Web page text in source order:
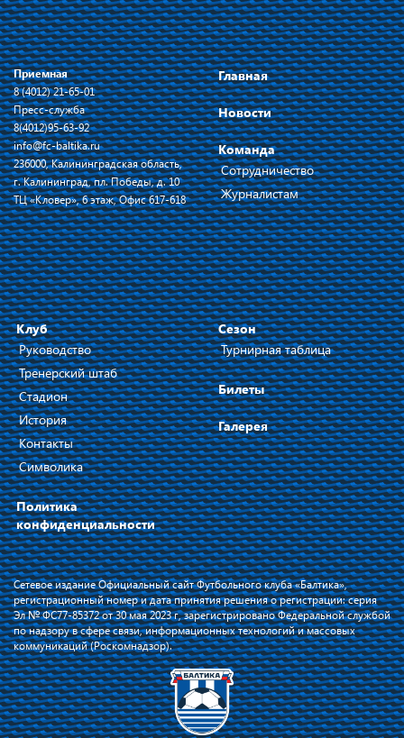
Приемная
8 (4012) 21-65-01
Пресс-служба
8(4012)95-63-92
info@fc-baltika.ru
236000, Калининградская область,
г. Калининград, пл. Победы, д. 10
ТЦ «Кловер», 6 этаж, Офис 617-618
Главная
Новости
Команда
Сотрудничество
Журналистам
Клуб
Руководство
Тренерский штаб
Стадион
История
Контакты
Символика
Политика
конфиденциальности
Сезон
Турнирная таблица
Билеты
Галерея
Сетевое издание Официальный сайт Футбольного клуба «Балтика»,
регистрационный номер и дата принятия решения о регистрации: серия
Эл № ФС77-85372 от 30 мая 2023 г, зарегистрировано Федеральной службой
по надзору в сфере связи, информационных технологий и массовых
коммуникаций (Роскомнадзор).